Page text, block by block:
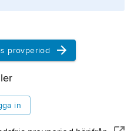
provperiod
in